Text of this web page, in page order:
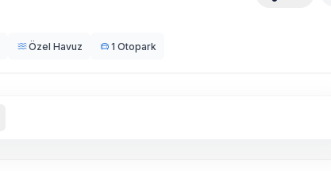
Özel Havuz 1 Otopark